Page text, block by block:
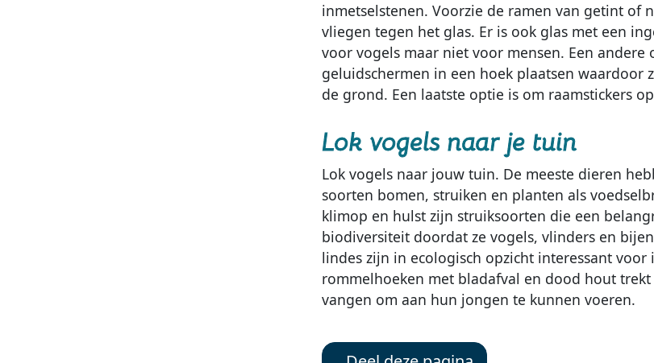
inmetselstenen. Voorzie de ramen van getint of
vliegen tegen het glas. Er is ook glas met een
voor vogels maar niet voor mensen. Een
geluidschermen in een hoek plaatsen
de grond. Een laatste optie is om raamstickers
Lok vogels naar je tuin
Lok vogels naar jouw tuin. De meeste dieren
soorten bomen, struiken en planten als
klimop en hulst zijn struiksoorten die een
biodiversiteit doordat ze vogels, vlinders en
lindes zijn in ecologisch opzicht interessant
rommelhoeken met bladafval en dood hout
vangen om aan hun jongen te kunnen voeren.